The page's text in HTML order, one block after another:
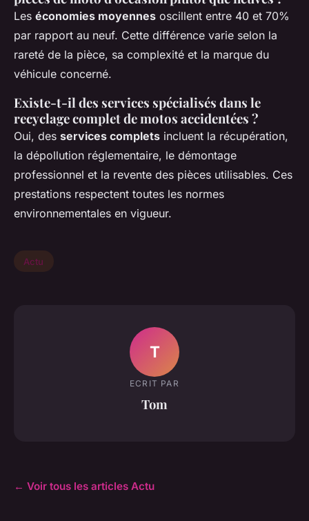
Les économies moyennes oscillent entre 40 et 70%
par rapport au neuf. Cette différence varie selon la
rareté de la pièce, sa complexité et la marque du
véhicule concerné.
Existe-t-il des services spécialisés dans le
recyclage complet de motos accidentées ?
Oui, des services complets incluent la récupération,
la dépollution réglementaire, le démontage
professionnel et la revente des pièces utilisables. Ces
prestations respectent toutes les normes
environnementales en vigueur.
Actu
T
ECRIT PAR
Tom
← Voir tous les articles Actu